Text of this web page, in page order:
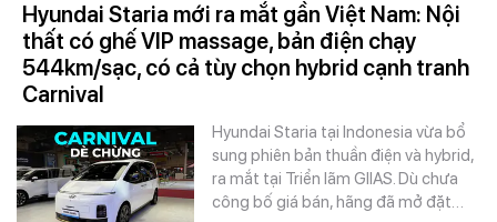
Hyundai Staria mới ra mắt gần Việt Nam: Nội
thất có ghế VIP massage, bản điện chạy
544km/sạc, có cả tùy chọn hybrid cạnh tranh
Carnival
Hyundai Staria tại Indonesia vừa bổ
sung phiên bản thuần điện và hybrid,
ra mắt tại Triển lãm GIIAS. Dù chưa
công bố giá bán, hãng đã mở đặt…